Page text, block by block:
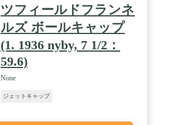
ツフィールドフランネ
ルズ ボールキャップ
(1. 1936 nyby, 7 1/2：
59.6)
None
ジェットキャップ